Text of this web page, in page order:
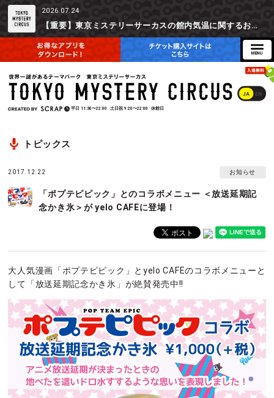
2026.07.24
【重要】東京ミステリーサーカスの館内気温に関するお詫びとご参加辞退時の返金対応について
JA EN
平日 11:30〜22:00 土日祝 9:20〜22:00 休館日
トピックス
2017.12.22 お知らせ
「ポプテピピック」とのコラボメニュー ＜放送延期記
念かき氷＞が yelo CAFEに登場！
大人気漫画「ポプテピピック」とyelo CAFEのコラボメニューと
して「放送延期記念かき氷」が絶賛発売中!!